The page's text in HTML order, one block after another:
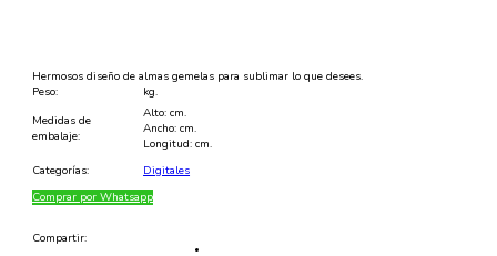
-
CDR
EPS
cantidad
Hermosos diseño de almas gemelas para sublimar lo que desees.
Peso:
kg.
Medidas de
embalaje:
Alto: cm.
Ancho: cm.
Longitud: cm.
Categorías:
Digitales
Comprar por Whatsapp
Compartir: